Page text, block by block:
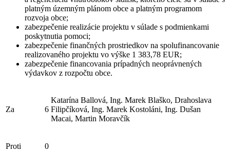
platným územným plánom obce a platným programom
rozvoja obce;
zabezpečenie realizácie projektu v súlade s podmienkami
poskytnutia pomoci;
zabezpečenie finančných prostriedkov na spolufinancovanie
realizovaného projektu vo výške 1 383,78 EUR;
zabezpečenie financovania prípadných neoprávnených
výdavkov z rozpočtu obce.
Za 6
Katarína Ballová, Ing. Marek Blaško, Drahoslava
Filipčíková, Ing. Marek Kostoláni, Ing. Dušan
Macai, Martin Moravčík
Proti 0